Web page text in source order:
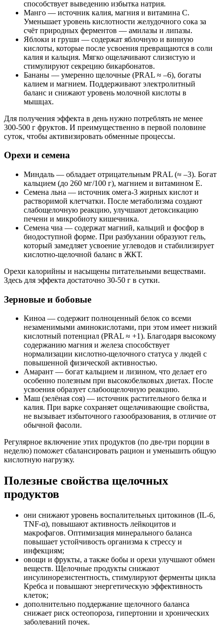
способствует выведению избытка натрия.
Манго — источник калия, магния и витамина С.
Уменьшает уровень кислотности желудочного сока за
счёт природных ферментов — амилазы и липазы.
Яблоки и груши — содержат яблочную и винную
кислоты, которые после усвоения превращаются в соли
калия и кальция. Мягко ощелачивают слизистую и
стимулируют секрецию бикарбонатов.
Бананы — умеренно щелочные (PRAL ≈ –6), богаты
калием и магнием. Поддерживают электролитный
баланс и снижают уровень молочной кислоты в
мышцах.
Для получения эффекта в день нужно потреблять не менее
300-500 г фруктов. И преимущественно в первой половине
суток, чтобы активизировать обменные процессы.
Орехи и семена
Миндаль — обладает отрицательным PRAL (≈ –3). Богат
кальцием (до 260 мг/100 г), магнием и витамином E.
Семена льна — источник омега-3 жирных кислот и
растворимой клетчатки. После метаболизма создают
слабощелочную реакцию, улучшают детоксикацию
печени и микробиоту кишечника.
Семена чиа — содержат магний, кальций и фосфор в
биодоступной форме. При разбухании образуют гель,
который замедляет усвоение углеводов и стабилизирует
кислотно-щелочной баланс в ЖКТ.
Орехи калорийны и насыщены питательными веществами.
Здесь для эффекта достаточно 30-50 г в сутки.
Зерновые и бобовые
Киноа — содержит полноценный белок со всеми
незаменимыми аминокислотами, при этом имеет низкий
кислотный потенциал (PRAL ≈ +1). Благодаря высокому
содержанию магния и железа способствует
нормализации кислотно-щелочного статуса у людей с
повышенной физической активностью.
Амарант — богат кальцием и лизином, что делает его
особенно полезным при высокобелковых диетах. После
усвоения образует слабоощелочную реакцию.
Маш (зелёная соя) — источник растительного белка и
калия. При варке сохраняет ощелачивающие свойства,
не вызывает избыточного газообразования, в отличие от
обычной фасоли.
Регулярное включение этих продуктов (по две-три порции в
неделю) поможет сбалансировать рацион и уменьшить общую
кислотную нагрузку.
Полезные свойства щелочных
продуктов
они снижают уровень воспалительных цитокинов (IL-6,
TNF-α), повышают активность лейкоцитов и
макрофагов. Оптимизация минерального баланса
повышает устойчивость организма к стрессу и
инфекциям;
овощи и фрукты, а также бобы и орехи улучшают обмен
веществ. Щелочные продукты снижают
инсулинорезистентность, стимулируют ферменты цикла
Кребса и повышают энергетическую эффективность
клеток;
дополнительно поддержание щелочного баланса
снижает риск остеопороза, гипертонии и хронических
заболеваний почек.